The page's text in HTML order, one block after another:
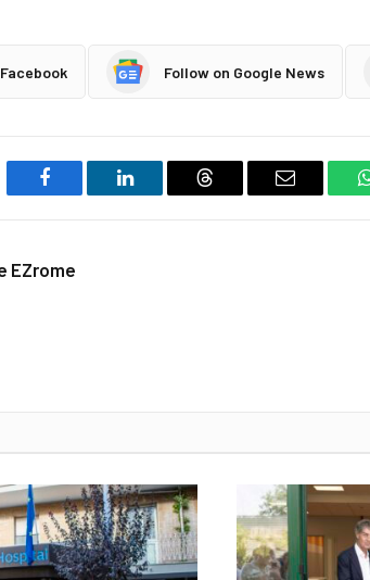
Follow on Google News
Facebook LinkedIn Threads Email
EZrome